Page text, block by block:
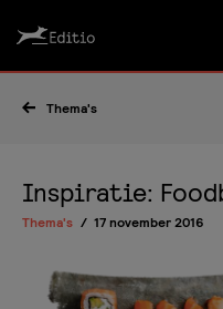
Thema's
Inspiratie:
Thema's 17 november 2016